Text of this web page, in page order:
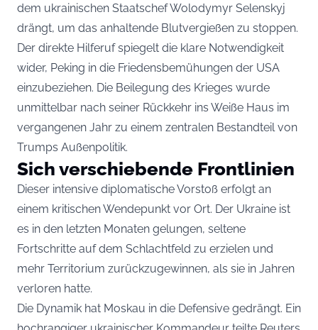
dem ukrainischen Staatschef Wolodymyr Selenskyj
drängt, um das anhaltende Blutvergießen zu stoppen.
Der direkte Hilferuf spiegelt die klare Notwendigkeit
wider, Peking in die Friedensbemühungen der USA
einzubeziehen. Die Beilegung des Krieges wurde
unmittelbar nach seiner Rückkehr ins Weiße Haus im
vergangenen Jahr zu einem zentralen Bestandteil von
Trumps Außenpolitik.
Sich verschiebende Frontlinien
Dieser intensive diplomatische Vorstoß erfolgt an
einem kritischen Wendepunkt vor Ort. Der Ukraine ist
es in den letzten Monaten gelungen, seltene
Fortschritte auf dem Schlachtfeld zu erzielen und
mehr Territorium zurückzugewinnen, als sie in Jahren
verloren hatte.
Die Dynamik hat Moskau in die Defensive gedrängt. Ein